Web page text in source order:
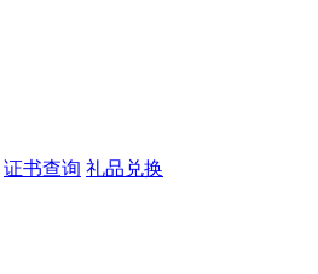
证书查询 礼品兑换